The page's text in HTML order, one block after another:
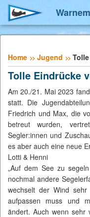
Home Jugend
Tolle Eindrücke
Am 20./21. Mai 2023
statt. Die
Friedrich und Max, die
betreut wurden,
Segler:innen und
es aber auch eine neue
Lotti & Henni
„Auf dem See zu
nochmal andere
wechselt der Wind
aufpassen muss und
ändert. Auch wenn sehr